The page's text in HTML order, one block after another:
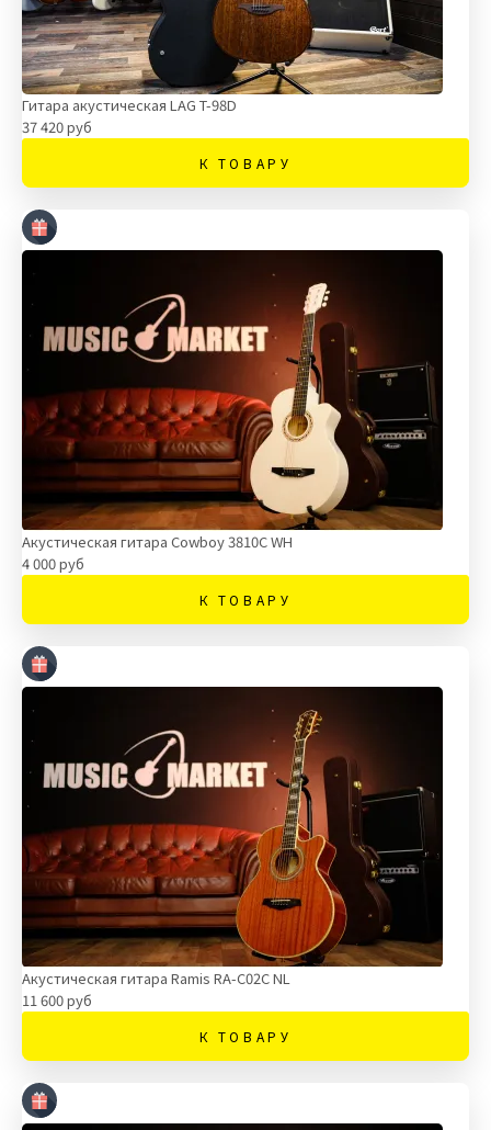
Гитара акустическая LAG T-98D
37 420 руб
К ТОВАРУ
Акустическая гитара Cowboy 3810C WH
4 000 руб
К ТОВАРУ
Акустическая гитара Ramis RA-C02C NL
11 600 руб
К ТОВАРУ